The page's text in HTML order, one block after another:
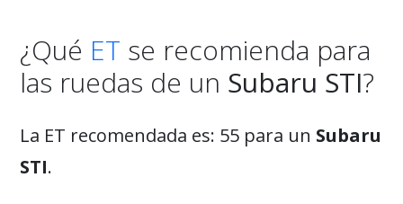
¿Qué ET se recomienda para
las ruedas de un Subaru STI?
La ET recomendada es: 55 para un Subaru
STI.